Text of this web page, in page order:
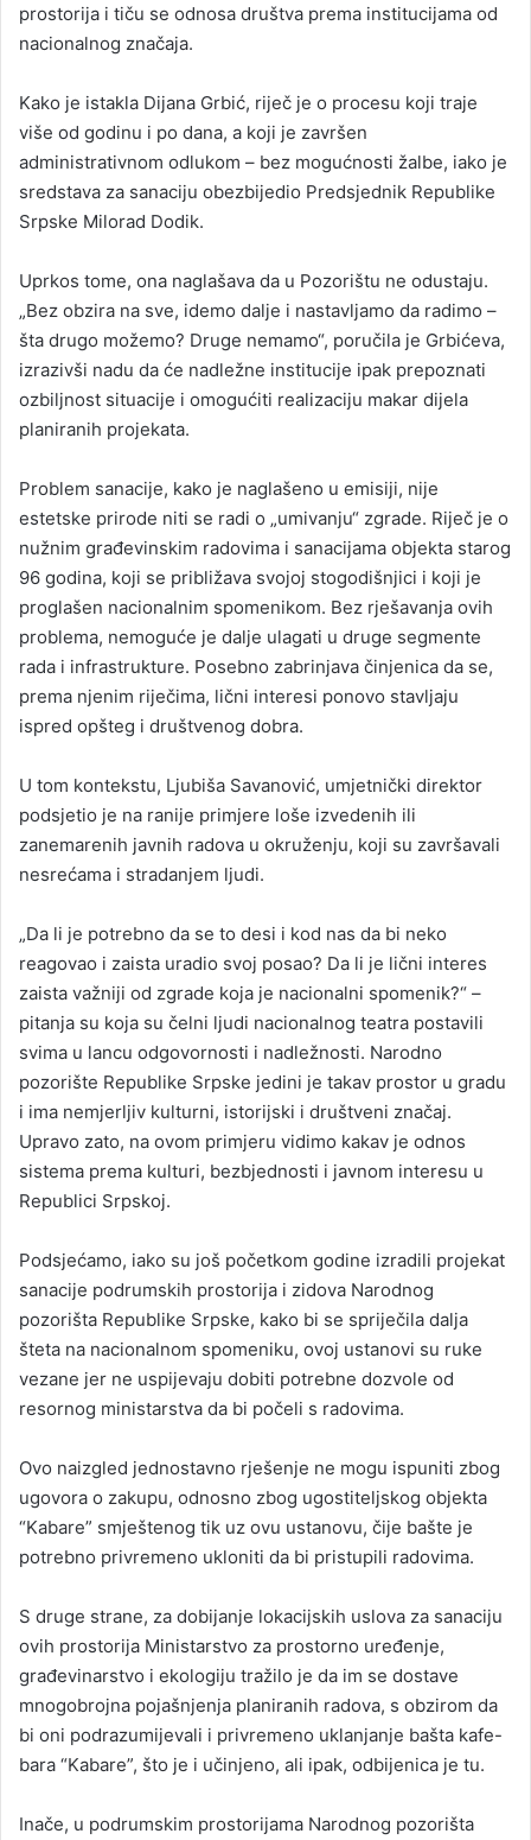
prostorija i tiču se odnosa društva prema institucijama od
nacionalnog značaja.
Kako je istakla Dijana Grbić, riječ je o procesu koji traje
više od godinu i po dana, a koji je završen
administrativnom odlukom – bez mogućnosti žalbe, iako je
sredstava za sanaciju obezbijedio Predsjednik Republike
Srpske Milorad Dodik.
Uprkos tome, ona naglašava da u Pozorištu ne odustaju.
„Bez obzira na sve, idemo dalje i nastavljamo da radimo –
šta drugo možemo? Druge nemamo“, poručila je Grbićeva,
izrazivši nadu da će nadležne institucije ipak prepoznati
ozbiljnost situacije i omogućiti realizaciju makar dijela
planiranih projekata.
Problem sanacije, kako je naglašeno u emisiji, nije
estetske prirode niti se radi o „umivanju“ zgrade. Riječ je o
nužnim građevinskim radovima i sanacijama objekta starog
96 godina, koji se približava svojoj stogodišnjici i koji je
proglašen nacionalnim spomenikom. Bez rješavanja ovih
problema, nemoguće je dalje ulagati u druge segmente
rada i infrastrukture. Posebno zabrinjava činjenica da se,
prema njenim riječima, lični interesi ponovo stavljaju
ispred opšteg i društvenog dobra.
U tom kontekstu, Ljubiša Savanović, umjetnički direktor
podsjetio je na ranije primjere loše izvedenih ili
zanemarenih javnih radova u okruženju, koji su završavali
nesrećama i stradanjem ljudi.
„Da li je potrebno da se to desi i kod nas da bi neko
reagovao i zaista uradio svoj posao? Da li je lični interes
zaista važniji od zgrade koja je nacionalni spomenik?“ –
pitanja su koja su čelni ljudi nacionalnog teatra postavili
svima u lancu odgovornosti i nadležnosti. Narodno
pozorište Republike Srpske jedini je takav prostor u gradu
i ima nemjerljiv kulturni, istorijski i društveni značaj.
Upravo zato, na ovom primjeru vidimo kakav je odnos
sistema prema kulturi, bezbjednosti i javnom interesu u
Republici Srpskoj.
Podsjećamo, iako su još početkom godine izradili projekat
sanacije podrumskih prostorija i zidova Narodnog
pozorišta Republike Srpske, kako bi se spriječila dalja
šteta na nacionalnom spomeniku, ovoj ustanovi su ruke
vezane jer ne uspijevaju dobiti potrebne dozvole od
resornog ministarstva da bi počeli s radovima.
Ovo naizgled jednostavno rješenje ne mogu ispuniti zbog
ugovora o zakupu, odnosno zbog ugostiteljskog objekta
“Kabare” smještenog tik uz ovu ustanovu, čije bašte je
potrebno privremeno ukloniti da bi pristupili radovima.
S druge strane, za dobijanje lokacijskih uslova za sanaciju
ovih prostorija Ministarstvo za prostorno uređenje,
građevinarstvo i ekologiju tražilo je da im se dostave
mnogobrojna pojašnjenja planiranih radova, s obzirom da
bi oni podrazumijevali i privremeno uklanjanje bašta kafe-
bara “Kabare”, što je i učinjeno, ali ipak, odbijenica je tu.
Inače, u podrumskim prostorijama Narodnog pozorišta